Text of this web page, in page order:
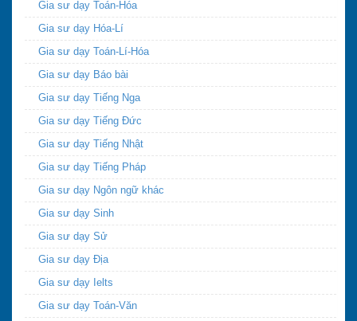
Gia sư dạy Toán-Hóa
Gia sư dạy Hóa-Lí
Gia sư dạy Toán-Lí-Hóa
Gia sư dạy Báo bài
Gia sư dạy Tiếng Nga
Gia sư dạy Tiếng Đức
Gia sư dạy Tiếng Nhật
Gia sư dạy Tiếng Pháp
Gia sư dạy Ngôn ngữ khác
Gia sư dạy Sinh
Gia sư dạy Sử
Gia sư dạy Địa
Gia sư dạy Ielts
Gia sư dạy Toán-Văn